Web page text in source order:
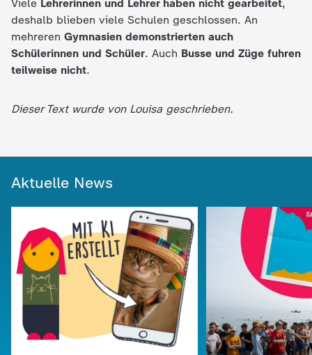
h
e
Viele Lehrerinnen und Lehrer haben nicht gearbeitet,
deshalb blieben viele Schulen geschlossen. An
mehreren Gymnasien demonstrierten auch
Schülerinnen und Schüler. Auch Busse und Züge fuhren
teilweise nicht.
Dieser Text wurde von Louisa geschrieben.
Aktuelle News